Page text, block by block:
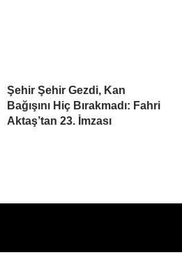
Şehir Şehir Gezdi, Kan
Bağışını Hiç Bırakmadı: Fahri
Aktaş’tan 23. İmzası